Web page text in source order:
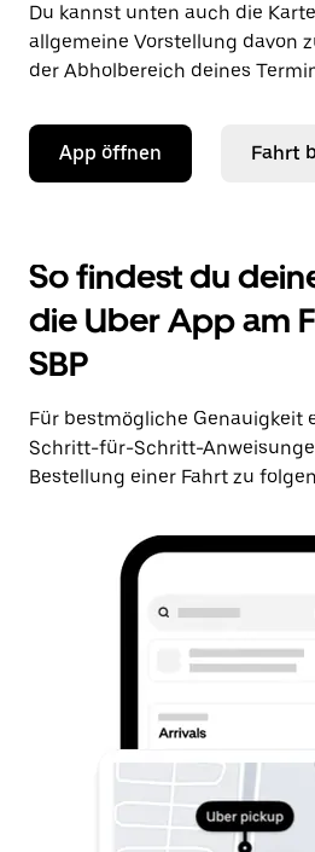
Du kannst unten auch die
allgemeine Vorstellung davon
der Abholbereich deines
App öffnen Fahrt
So findest du
die Uber App am
SBP
Für bestmögliche Genauigkeit
Schritt-für-Schritt-
Bestellung einer Fahrt zu